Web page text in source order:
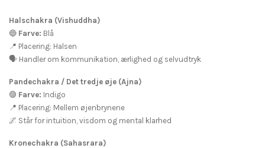
Halschakra (Vishuddha)
🔵 Farve: Blå
📍 Placering: Halsen
🗣️ Handler om kommunikation, ærlighed og selvudtryk
Pandechakra / Det tredje øje (Ajna)
🟣 Farve: Indigo
📍 Placering: Mellem øjenbrynene
🌌 Står for intuition, visdom og mental klarhed
Kronechakra (Sahasrara)